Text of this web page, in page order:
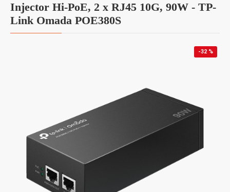
Injector Hi-PoE, 2 x RJ45 10G, 90W - TP-
Link Omada POE380S
-32 %